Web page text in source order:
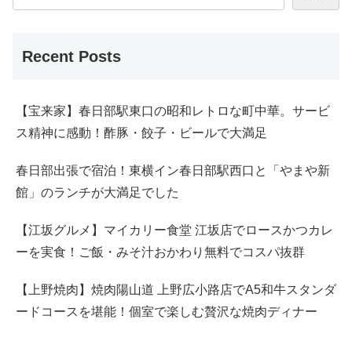
Recent Posts
【宝来家】春日部駅東口の昭和レトロな町中華。サービ
ス精神に感動！酢豚・餃子・ビールで大満足
春日部出張で宿泊！東横イン春日部駅西口と「やまや新
館」のランチが大満足でした
【江坂グルメ】マイカリー食堂 江坂店でロースかつカレ
ーを実食！ご飯・みそ汁おかわり無料でコスパ抜群
【上野焼肉】焼肉陽山道 上野広小路店でA5和牛スタンダ
ードコースを堪能！個室で楽しむ贅沢な焼肉ディナー